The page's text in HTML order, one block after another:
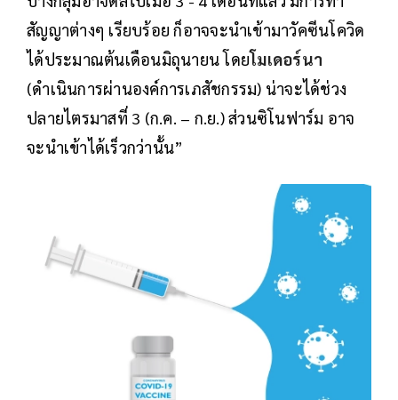
สัญญาต่างๆ เรียบร้อย ก็อาจจะนำเข้ามาวัคซีนโควิด
ได้ประมาณต้นเดือนมิถุนายน โดยโมเดอร์นา
(ดำเนินการผ่านองค์การเภสัชกรรม) น่าจะได้ช่วง
ปลายไตรมาสที่ 3 (ก.ค. – ก.ย.) ส่วนซิโนฟาร์ม อาจ
จะนำเข้าได้เร็วกว่านั้น”